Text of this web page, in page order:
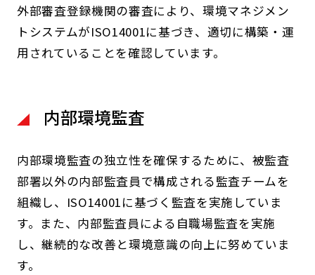
外部審査登録機関の審査により、環境マネジメン
トシステムがISO14001に基づき、適切に構築・運
用されていることを確認しています。
内部環境監査
内部環境監査の独立性を確保するために、被監査
部署以外の内部監査員で構成される監査チームを
組織し、ISO14001に基づく監査を実施していま
す。また、内部監査員による自職場監査を実施
し、継続的な改善と環境意識の向上に努めていま
す。